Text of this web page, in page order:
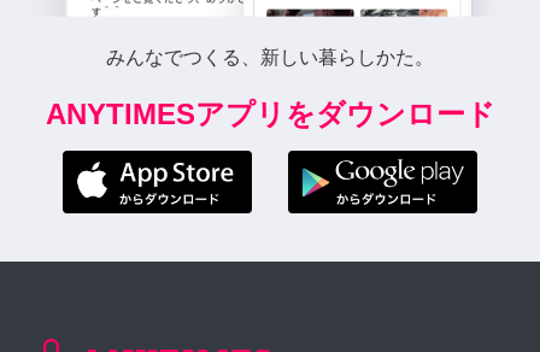
みんなでつくる、新しい暮らしかた。
ANYTIMESアプリをダウンロード